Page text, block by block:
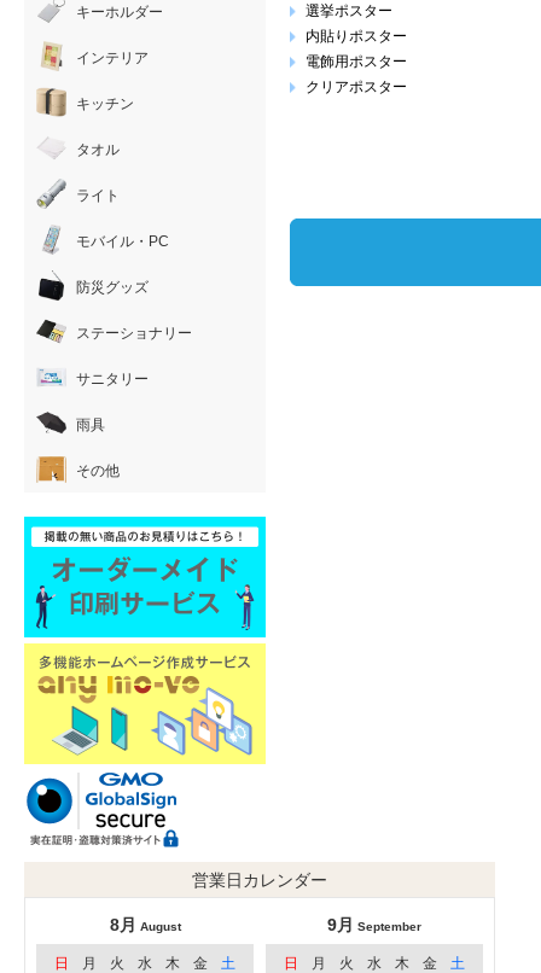
選挙ポスター
内貼りポスター
電飾用ポスター
クリアポスター
キーホルダー
インテリア
キッチン
タオル
ライト
モバイル・PC
防災グッズ
ステーショナリー
サニタリー
雨具
その他
営業日カレンダー
8月 August
日 月 火 水 木 金 土
9月 September
日 月 火 水 木 金 土